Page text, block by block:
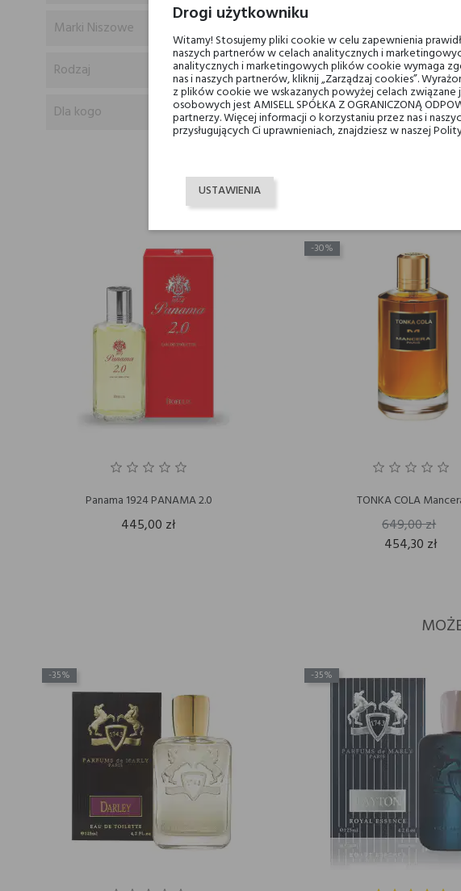
Marki Niszowe
Rodzaj
Dla kogo
KLIENCI,
Panama 1924 PANAMA 2.0
445,00 zł
-30%
TONKA COLA
649,00 zł
454,30 zł
-35% -35%
Drogi użytkowniku
Witamy! Stosujemy pliki cookie w celu zapewnienia
naszych partnerów w celach analitycznych i
analitycznych i marketingowych plików cookie wymaga
nas i naszych partnerów, kliknij „Zarządzaj cookies”.
z plików cookie we wskazanych powyżej celach
osobowych jest AMISELL SPÓŁKA Z OGRANICZONĄ
partnerzy. Więcej informacji o korzystaniu przez nas i
przysługujących Ci uprawnieniach, znajdziesz w naszej
USTAWIENIA